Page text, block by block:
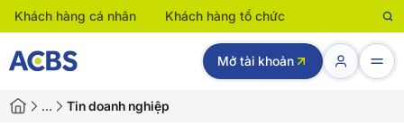
Khách hàng cá nhân Khách hàng tổ chức
Mở tài khoản
… Tin doanh nghiệp